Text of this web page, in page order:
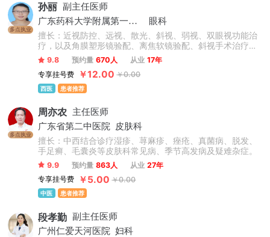
多点执业
孙丽 副主任医师
广东药科大学附属第一医院
眼科
擅长：近视防控、远视、散光、斜视、弱视、双眼视功能治
疗，以及角膜塑形镜验配、离焦软镜验配、斜视手术治疗，
在早发性及进展性近视及高度近视防控方面有丰富的临床经
验。
9.8 预约量 670人 从业 17年
专享挂号费
￥12.00 ￥0.00
西医 患者推荐
多点执业
周亦农 主任医师
广东省第二中医院
皮肤科
擅长：中西结合诊疗湿疹、荨麻疹、痤疮、真菌病、脱发、
手足癣、毛囊炎等皮肤科常见病、季节高发病及疑难杂症。
9.9 预约量 863人 从业 27年
专享挂号费
￥5.00 ￥0.00
中医 患者推荐
段孝勤 副主任医师
广州仁爱天河医院 妇科